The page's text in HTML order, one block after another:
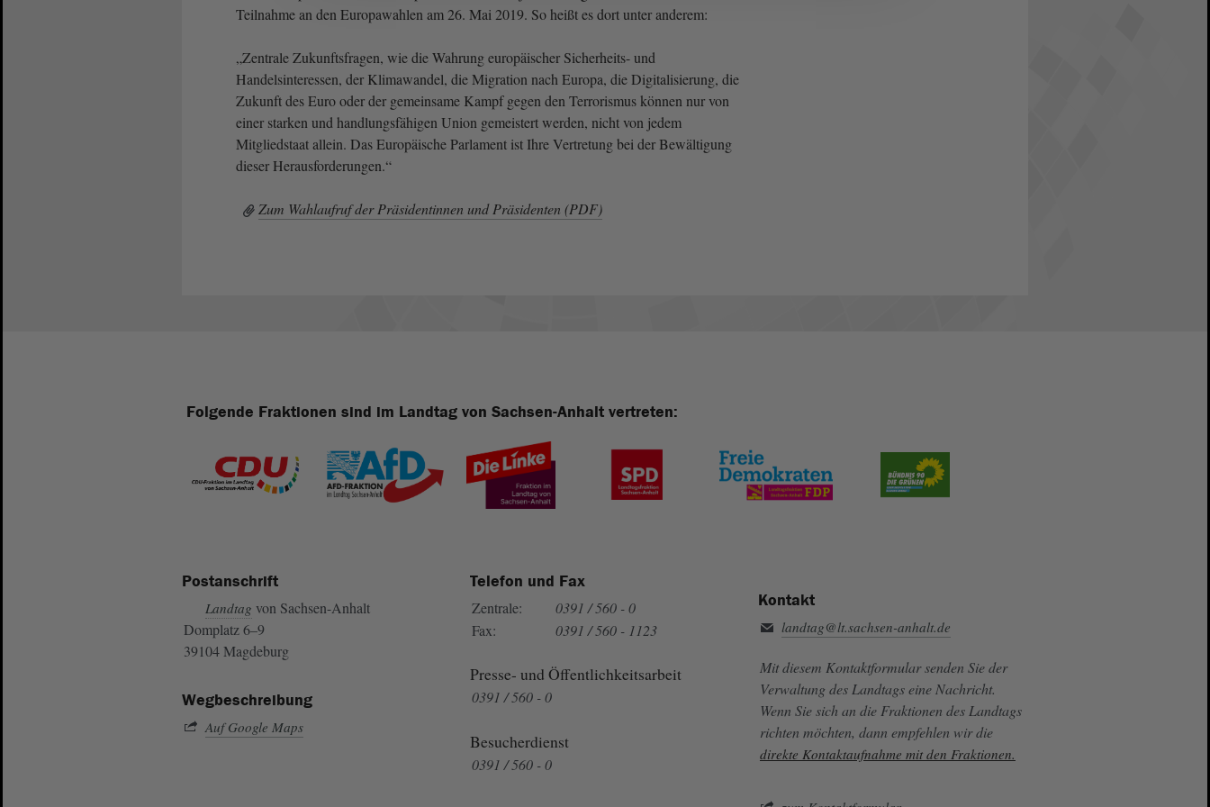
Teilnahme an den Europawahlen am 26. Mai 2019. So heißt es dort unter anderem:
„Zentrale Zukunftsfragen, wie die Wahrung europäischer Sicherheits- und
Handelsinteressen, der Klimawandel, die Migration nach Europa, die Digitalisierung, die
Zukunft des Euro oder der gemeinsame Kampf gegen den Terrorismus können nur von
einer starken und handlungsfähigen Union gemeistert werden, nicht von jedem
Mitgliedstaat allein. Das Europäische Parlament ist Ihre Vertretung bei der Bewältigung
dieser Herausforderungen.“
Zum Wahlaufruf der Präsidentinnen und Präsidenten (PDF)
Folgende Fraktionen sind im Landtag von Sachsen-Anhalt vertreten:
Postanschrift
Landtag von Sachsen-Anhalt
Domplatz 6–9
39104 Magdeburg
Wegbeschreibung
Auf Google Maps
Telefon und Fax
Zentrale:
0391 / 560 - 0
Fax:
0391 / 560 - 1123
Presse- und Öffentlichkeitsarbeit
0391 / 560 - 0
Besucherdienst
0391 / 560 - 0
Kontakt
landtag@lt.sachsen-anhalt.de
Mit diesem Kontaktformular senden Sie der
Verwaltung des Landtags eine Nachricht.
Wenn Sie sich an die Fraktionen des Landtags
richten möchten, dann empfehlen wir die
direkte Kontaktaufnahme mit den Fraktionen.